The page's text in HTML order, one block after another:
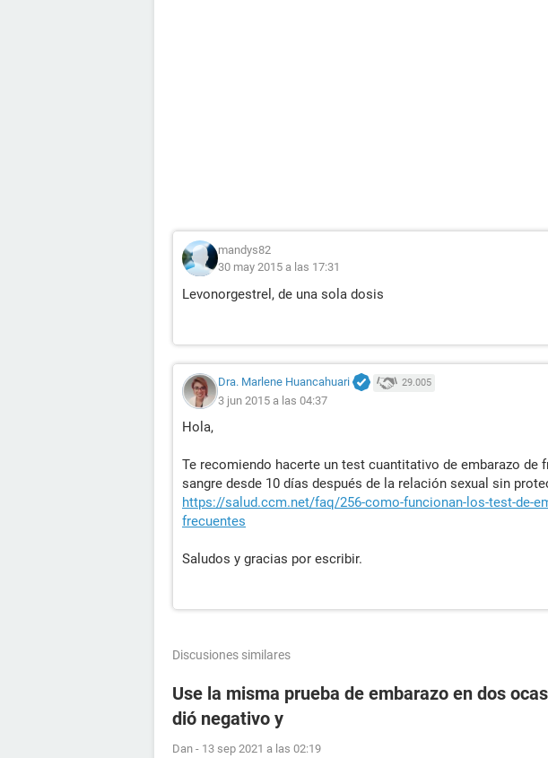
mandys82
30 may 2015 a las 17:31
Levonorgestrel, de una sola dosis
Dra. Marlene Huancahuari 29.005
3 jun 2015 a las 04:37
Hola,
Te recomiendo hacerte un test cuantitativo de embarazo de
sangre desde 10 días después de la relación sexual sin
https://salud.ccm.net/faq/256-como-funcionan-los-test-de-
frecuentes
Saludos y gracias por escribir.
Discusiones similares
Use la misma prueba de embarazo en dos
dió negativo y
Dan - 13 sep 2021 a las 02:19